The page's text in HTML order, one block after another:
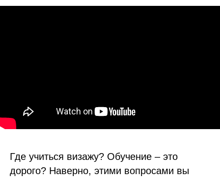
Где учиться визажу? Обучение – это
дорого? Наверно, этими вопросами вы